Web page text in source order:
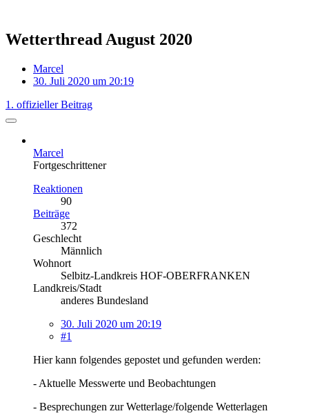
Wetterthread August 2020
Marcel
30. Juli 2020 um 20:19
1. offizieller Beitrag
Marcel
Fortgeschrittener
Reaktionen
90
Beiträge
372
Geschlecht
Männlich
Wohnort
Selbitz-Landkreis HOF-OBERFRANKEN
Landkreis/Stadt
anderes Bundesland
30. Juli 2020 um 20:19
#1
Hier kann folgendes gepostet und gefunden werden:
- Aktuelle Messwerte und Beobachtungen
- Besprechungen zur Wetterlage/folgende Wetterlagen